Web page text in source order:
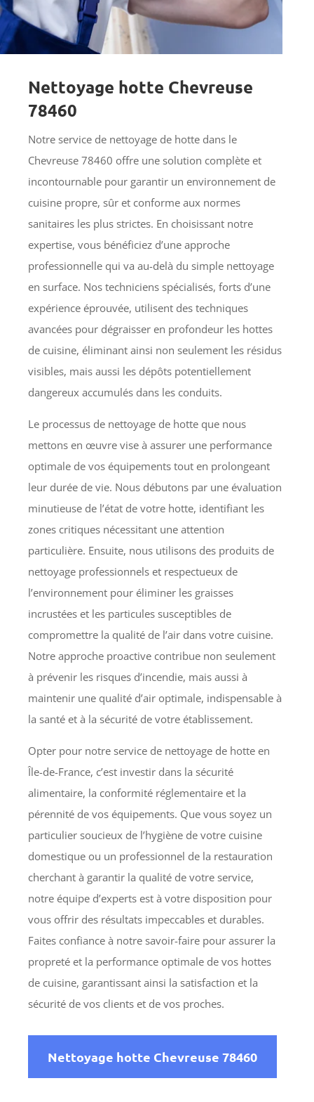
Nettoyage hotte Chevreuse
78460
Notre service de nettoyage de hotte dans le
Chevreuse 78460 offre une solution complète et
incontournable pour garantir un environnement de
cuisine propre, sûr et conforme aux normes
sanitaires les plus strictes. En choisissant notre
expertise, vous bénéficiez d’une approche
professionnelle qui va au-delà du simple nettoyage
en surface. Nos techniciens spécialisés, forts d’une
expérience éprouvée, utilisent des techniques
avancées pour dégraisser en profondeur les hottes
de cuisine, éliminant ainsi non seulement les résidus
visibles, mais aussi les dépôts potentiellement
dangereux accumulés dans les conduits.
Le processus de nettoyage de hotte que nous
mettons en œuvre vise à assurer une performance
optimale de vos équipements tout en prolongeant
leur durée de vie. Nous débutons par une évaluation
minutieuse de l’état de votre hotte, identifiant les
zones critiques nécessitant une attention
particulière. Ensuite, nous utilisons des produits de
nettoyage professionnels et respectueux de
l’environnement pour éliminer les graisses
incrustées et les particules susceptibles de
compromettre la qualité de l’air dans votre cuisine.
Notre approche proactive contribue non seulement
à prévenir les risques d’incendie, mais aussi à
maintenir une qualité d’air optimale, indispensable à
la santé et à la sécurité de votre établissement.
Opter pour notre service de nettoyage de hotte en
Île-de-France, c’est investir dans la sécurité
alimentaire, la conformité réglementaire et la
pérennité de vos équipements. Que vous soyez un
particulier soucieux de l’hygiène de votre cuisine
domestique ou un professionnel de la restauration
cherchant à garantir la qualité de votre service,
notre équipe d’experts est à votre disposition pour
vous offrir des résultats impeccables et durables.
Faites confiance à notre savoir-faire pour assurer la
propreté et la performance optimale de vos hottes
de cuisine, garantissant ainsi la satisfaction et la
sécurité de vos clients et de vos proches.
Nettoyage hotte Chevreuse 78460